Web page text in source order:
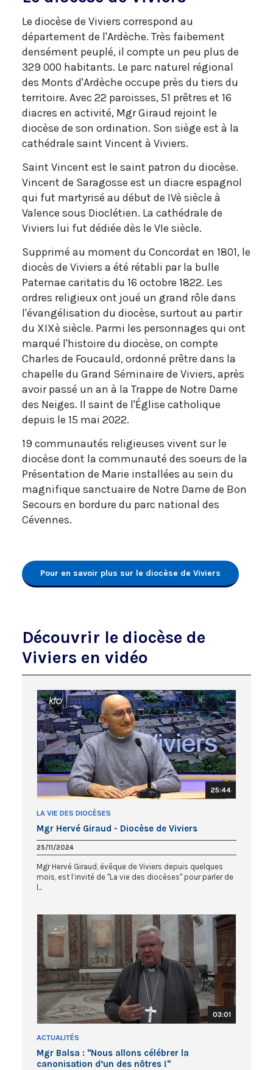
Le diocèse de Viviers correspond au
département de l'Ardèche. Très faibement
densément peuplé, il compte un peu plus de
329 000 habitants. Le parc naturel régional
des Monts d'Ardèche occupe près du tiers du
territoire. Avec 22 paroisses, 51 prêtres et 16
diacres en activité, Mgr Giraud rejoint le
diocèse de son ordination. Son siège est à la
cathédrale saint Vincent à Viviers.
Saint Vincent est le saint patron du diocèse.
Vincent de Saragosse est un diacre espagnol
qui fut martyrisé au début de IVè siècle à
Valence sous Dioclétien. La cathédrale de
Viviers lui fut dédiée dès le VIe siècle.
Supprimé au moment du Concordat en 1801, le
diocès de Viviers a été rétabli par la bulle
Paternae caritatis du 16 octobre 1822. Les
ordres religieux ont joué un grand rôle dans
l'évangélisation du diocèse, surtout au partir
du XIXè siècle. Parmi les personnages qui ont
marqué l'histoire du diocèse, on compte
Charles de Foucauld, ordonné prêtre dans la
chapelle du Grand Séminaire de Viviers, après
avoir passé un an à la Trappe de Notre Dame
des Neiges. Il saint de l'Église catholique
depuis le 15 mai 2022.
19 communautés religieuses vivent sur le
diocèse dont la communauté des soeurs de la
Présentation de Marie installées au sein du
magnifique sanctuaire de Notre Dame de Bon
Secours en bordure du parc national des
Cévennes.
Pour en savoir plus sur le diocèse de Viviers
Découvrir le diocèse de
Viviers en vidéo
25:44
LA VIE DES DIOCÈSES
Mgr Hervé Giraud - Diocèse de Viviers
25/11/2024
Mgr Hervé Giraud, évêque de Viviers depuis quelques
mois, est l’invité de "La vie des diocèses" pour parler de
l...
03:01
ACTUALITÉS
Mgr Balsa : "Nous allons célébrer la
canonisation d’un des nôtres !"